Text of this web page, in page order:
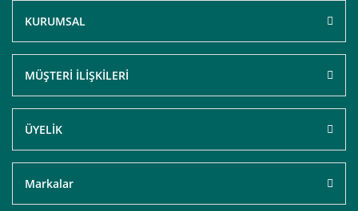
KURUMSAL
MÜŞTERİ İLİŞKİLERİ
ÜYELİK
Markalar